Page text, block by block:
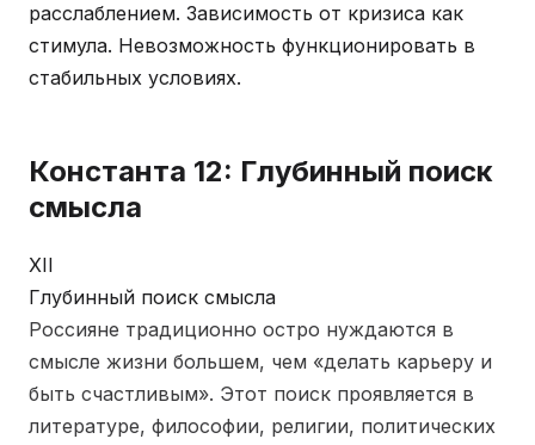
расслаблением. Зависимость от кризиса как
стимула. Невозможность функционировать в
стабильных условиях.
Константа 12: Глубинный поиск
смысла
XII
Глубинный поиск смысла
Россияне традиционно остро нуждаются в
смысле жизни большем, чем «делать карьеру и
быть счастливым». Этот поиск проявляется в
литературе, философии, религии, политических